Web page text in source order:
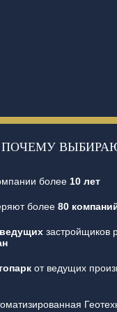
ПОЧЕМУ
более 10 лет
более 80
ведущихзастройщиков
от ведущих